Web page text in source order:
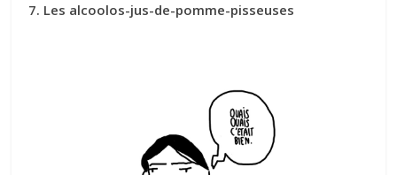
7. Les alcoolos-jus-de-pomme-pisseuses